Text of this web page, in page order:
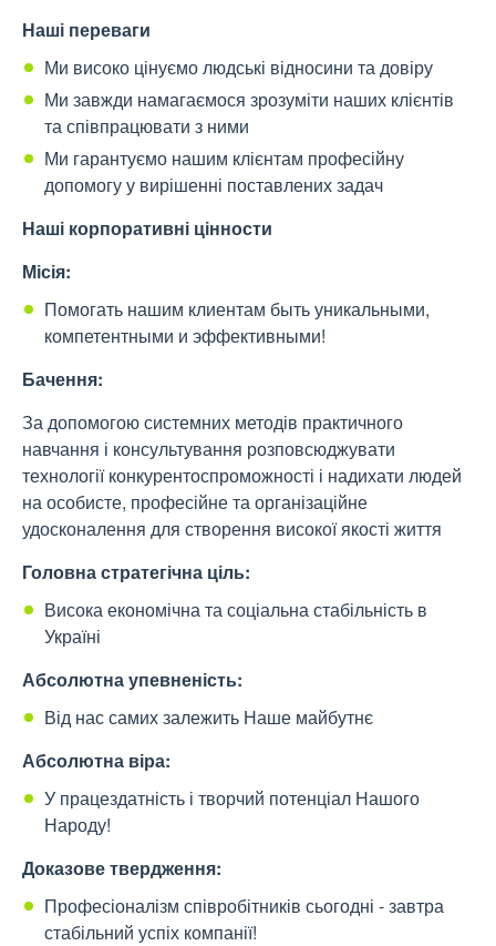
Наші переваги
Ми високо цінуємо людські відносини та довіру
Ми завжди намагаємося зрозуміти наших клієнтів
та співпрацювати з ними
Ми гарантуємо нашим клієнтам професійну
допомогу у вирішенні поставлених задач
Наші корпоративні цінности
Місія:
Помогать нашим клиентам быть уникальными,
компетентными и эффективными!
Бачення:
За допомогою системних методів практичного
навчання і консультування розповсюджувати
технології конкурентоспроможності і надихати людей
на особисте, професійне та організаційне
удосконалення для створення високої якості життя
Головна стратегічна ціль:
Висока економічна та соціальна стабільність в
Україні
Абсолютна упевненість:
Від нас самих залежить Наше майбутнє
Абсолютна віра:
У працездатність і творчий потенціал Нашого
Народу!
Доказове твердження:
Професіоналізм співробітників сьогодні - завтра
стабільний успіх компанії!